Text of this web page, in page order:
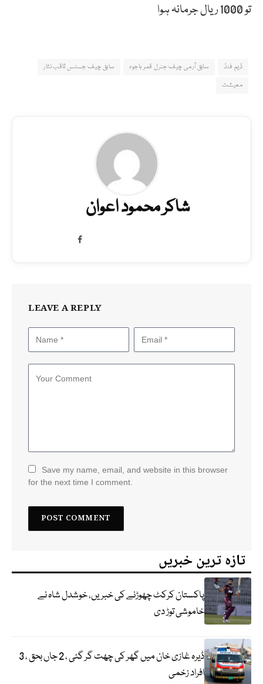
تو 1000 ریال جرمانہ ہوا
ڈیم فنڈ سابق آرمی چیف جنرل قمر باجوہ
سابق چیف جسٹس ثاقب نثار
معیشت
شاکر محمود اعوان
Facebook
LEAVE A REPLY
Save my name, email, and website in this browser
for the next time I comment.
تازہ ترین خبریں
پاکستان کرکٹ چھوڑنے کی خبریں، خوشدل شاہ نے
خاموشی توڑ دی
ڈیرہ غازی خان میں گھر کی چھت گر گئی ، 2 جاں بحق ، 3
افراد زخمی